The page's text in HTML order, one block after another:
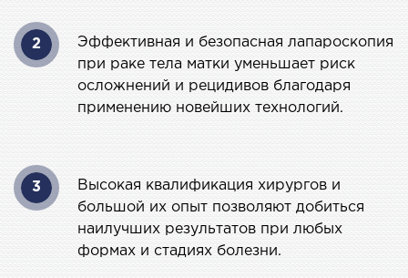
РЕАБИЛИТОЛОГИЯ
лечения
ХИРУРГИЯ
2
Эффективная и безопасная лапароскопия
при раке тела матки уменьшает риск
осложнений и рецидивов благодаря
применению новейших технологий.
3
Высокая квалификация хирургов и
большой их опыт позволяют добиться
наилучших результатов при любых
формах и стадиях болезни.